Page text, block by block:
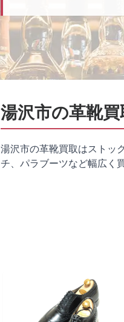
湯沢市の革靴
湯沢市の革靴買取はストッ
チ、パラブーツなど幅広く